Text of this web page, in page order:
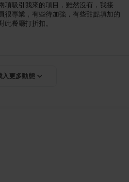
項吸引我來的項目，雖然沒有，我接
很專業，有些待加強，有些甜點填加的
此餐廳打折扣。
入更多動態